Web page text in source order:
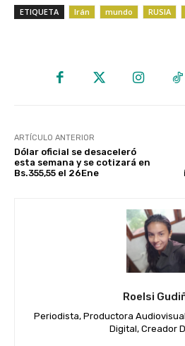
ETIQUETA Irán mundo RUSIA
ARTÍCULO ANTERIOR
Dólar oficial se desaceleró
esta semana y se cotizará en
Bs.355,55 el 26Ene
Roelsi
Periodista, Productora
Digital, Creador